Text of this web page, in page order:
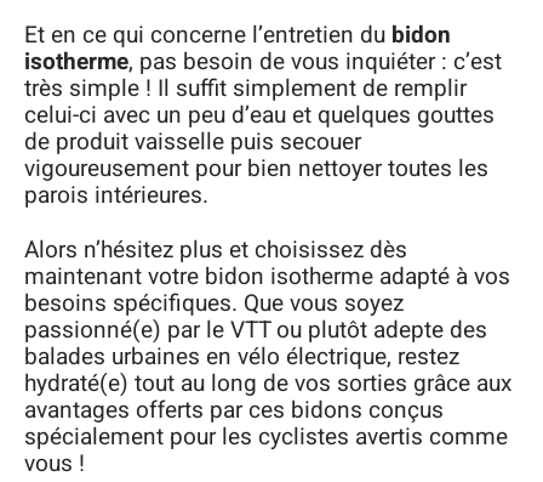
Et en ce qui concerne l’entretien du bidon
isotherme, pas besoin de vous inquiéter : c’est
très simple ! Il suffit simplement de remplir
celui-ci avec un peu d’eau et quelques gouttes
de produit vaisselle puis secouer
vigoureusement pour bien nettoyer toutes les
parois intérieures.
Alors n’hésitez plus et choisissez dès
maintenant votre bidon isotherme adapté à vos
besoins spécifiques. Que vous soyez
passionné(e) par le VTT ou plutôt adepte des
balades urbaines en vélo électrique, restez
hydraté(e) tout au long de vos sorties grâce aux
avantages offerts par ces bidons conçus
spécialement pour les cyclistes avertis comme
vous !